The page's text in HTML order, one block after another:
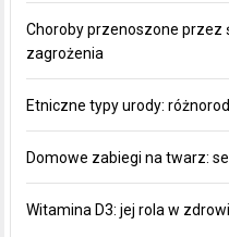
Choroby przenoszone przez
zagrożenia
Etniczne typy urody:
Domowe zabiegi na twarz:
Witamina D3: jej rola w